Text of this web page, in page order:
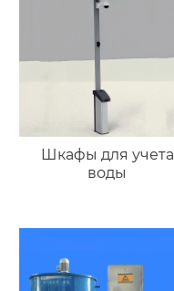
Шкафы для учета
воды